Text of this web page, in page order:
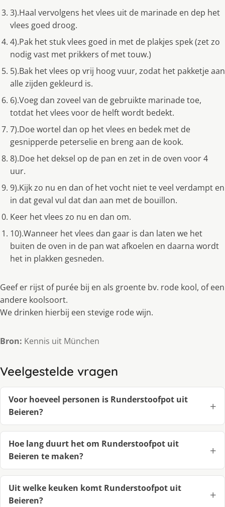
3).Haal vervolgens het vlees uit de marinade en dep het
vlees goed droog.
4).Pak het stuk vlees goed in met de plakjes spek (zet zo
nodig vast met prikkers of met touw.)
5).Bak het vlees op vrij hoog vuur, zodat het pakketje aan
alle zijden gekleurd is.
6).Voeg dan zoveel van de gebruikte marinade toe,
totdat het vlees voor de helft wordt bedekt.
7).Doe wortel dan op het vlees en bedek met de
gesnipperde peterselie en breng aan de kook.
8).Doe het deksel op de pan en zet in de oven voor 4
uur.
9).Kijk zo nu en dan of het vocht niet te veel verdampt en
in dat geval vul dat dan aan met de bouillon.
Keer het vlees zo nu en dan om.
10).Wanneer het vlees dan gaar is dan laten we het
buiten de oven in de pan wat afkoelen en daarna wordt
het in plakken gesneden.
Geef er rijst of purée bij en als groente bv. rode kool, of een
andere koolsoort.
We drinken hierbij een stevige rode wijn.
Bron: Kennis uit München
Veelgestelde vragen
Voor hoeveel personen is Runderstoofpot uit
Beieren?
Hoe lang duurt het om Runderstoofpot uit
Beieren te maken?
Uit welke keuken komt Runderstoofpot uit
Beieren?